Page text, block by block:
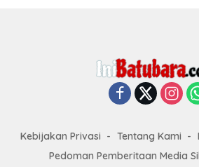
Kebijakan Privasi Tentang Kami
Pedoman Pemberitaan Media